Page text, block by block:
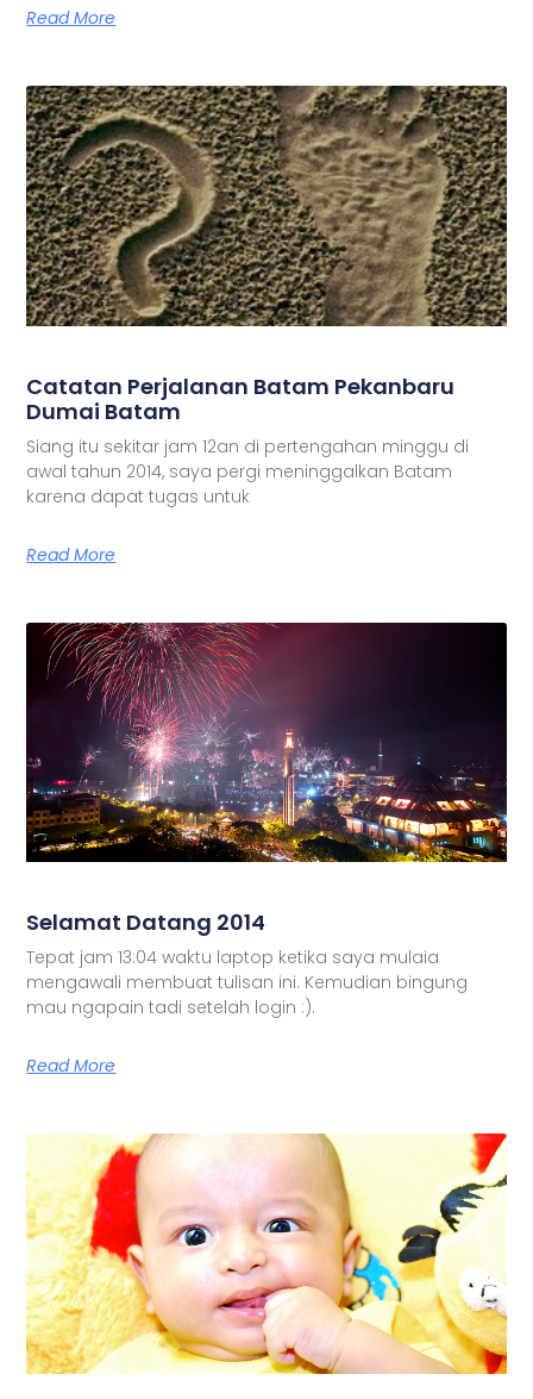
Read More
Catatan Perjalanan Batam Pekanbaru
Dumai Batam
Siang itu sekitar jam 12an di pertengahan minggu di
awal tahun 2014, saya pergi meninggalkan Batam
karena dapat tugas untuk
Read More
Selamat Datang 2014
Tepat jam 13:04 waktu laptop ketika saya mulaia
mengawali membuat tulisan ini. Kemudian bingung
mau ngapain tadi setelah login :).
Read More